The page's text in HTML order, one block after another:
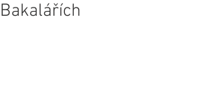
Bakalářích